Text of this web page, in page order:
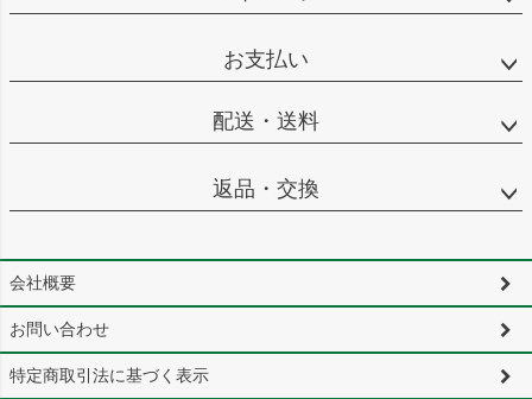
お支払い
配送・送料
返品・交換
会社概要
お問い合わせ
特定商取引法に基づく表示